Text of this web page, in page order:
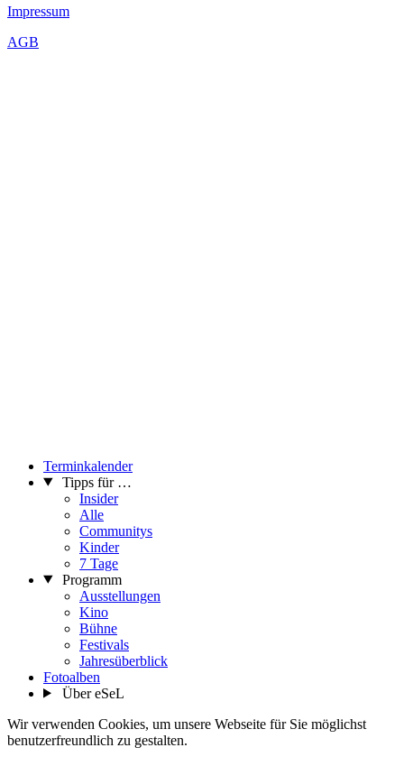
Impressum
AGB
Terminkalender
Tipps für …
Insider
Alle
Communitys
Kinder
7 Tage
Programm
Ausstellungen
Kino
Bühne
Festivals
Jahresüberblick
Fotoalben
Über eSeL
Wir verwenden Cookies, um unsere Webseite für Sie möglichst
benutzerfreundlich zu gestalten.